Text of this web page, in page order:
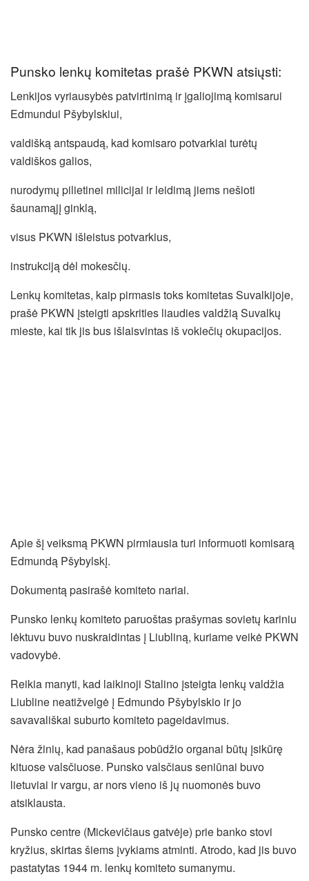
Punsko lenkų komitetas prašė PKWN atsiųsti:
Lenkijos vyriausybės patvirtinimą ir įgaliojimą komisarui
Edmundui Pšybylskiui,
valdišką antspaudą, kad komisaro potvarkiai turėtų
valdiškos galios,
nurodymų pilietinei milicijai ir leidimą jiems nešioti
šaunamąjį ginklą,
visus PKWN išleistus potvarkius,
instrukciją dėl mokesčių.
Lenkų komitetas, kaip pirmasis toks komitetas Suvalkijoje,
prašė PKWN įsteigti apskrities liaudies valdžią Suvalkų
mieste, kai tik jis bus išlaisvintas iš vokiečių okupacijos.
Apie šį veiksmą PKWN pirmiausia turi informuoti komisarą
Edmundą Pšybylskį.
Dokumentą pasirašė komiteto nariai.
Punsko lenkų komiteto paruoštas prašymas sovietų kariniu
lėktuvu buvo nuskraidintas į Liubliną, kuriame veikė PKWN
vadovybė.
Reikia manyti, kad laikinoji Stalino įsteigta lenkų valdžia
Liubline neatižvelgė į Edmundo Pšybylskio ir jo
savavališkai suburto komiteto pageidavimus.
Nėra žinių, kad panašaus pobūdžio organai būtų įsikūrę
kituose valsčiuose. Punsko valsčiaus seniūnai buvo
lietuviai ir vargu, ar nors vieno iš jų nuomonės buvo
atsiklausta.
Punsko centre (Mickevičiaus gatvėje) prie banko stovi
kryžius, skirtas šiems įvykiams atminti. Atrodo, kad jis buvo
pastatytas 1944 m. lenkų komiteto sumanymu.